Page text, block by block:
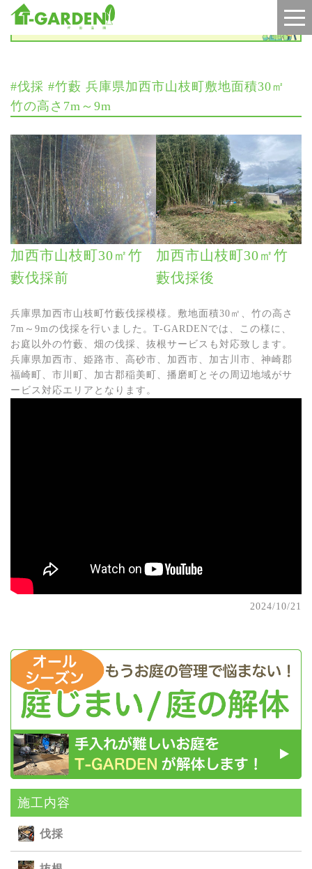
施工実績
施⼯内容
伐採
#伐採 #竹藪 兵庫県加西市山枝町敷地面積30㎡
竹の高さ7m～9m
加西市山枝町30㎡竹
藪伐採前
加西市山枝町30㎡竹
藪伐採後
兵庫県加西市山枝町竹藪伐採模様。敷地面積30㎡、竹の高さ
7m～9mの伐採を行いました。T-GARDENでは、この様に、
お庭以外の竹藪、畑の伐採、抜根サービスも対応致します。
兵庫県加西市、姫路市、高砂市、加西市、加古川市、神崎郡
福崎町、市川町、加古郡稲美町、播磨町とその周辺地域がサ
ービス対応エリアとなります。
2024/10/21